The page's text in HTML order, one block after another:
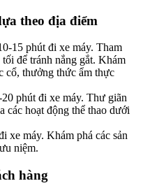
theo địa điểm
15 phút đi xe máy. Tham
để tránh nắng gắt. Khám
cổ, thưởng thức ẩm thực
phút đi xe máy. Thư giãn
các hoạt động thể thao dưới
xe máy. Khám phá các sản
niệm.
hàng